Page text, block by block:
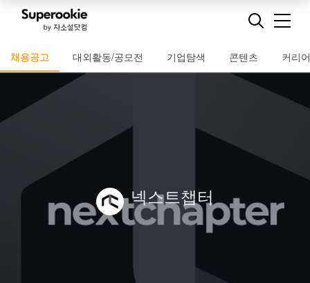
채용공고 대외활동/공모전 기업탐색 콘텐츠 커리
넥스트챕터